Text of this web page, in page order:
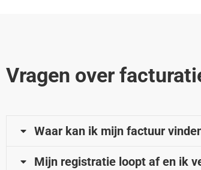
Vragen over
Waar kan ik mijn factuur
Mijn registratie loopt af en ik